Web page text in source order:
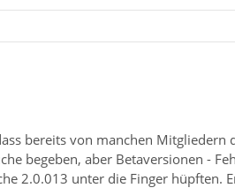
bereits von manchen
begeben, aber Betaversionen -
2.0.013 unter die Finger hüpften.